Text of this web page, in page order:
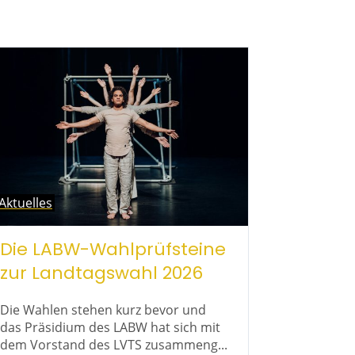
Die LABW-Wahlprüfsteine
zur Landtagswahl 2026
Die Wahlen stehen kurz bevor und
das Präsidium des LABW hat sich mit
dem Vorstand des LVTS zusammeng...